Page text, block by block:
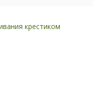
крестиком